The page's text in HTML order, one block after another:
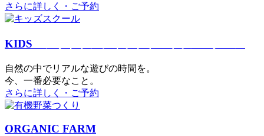
さらに詳しく・ご予約
KIDS
⾃然の中でリアルな遊びの時間を。
今、⼀番必要なこと。
さらに詳しく・ご予約
ORGANIC FARM